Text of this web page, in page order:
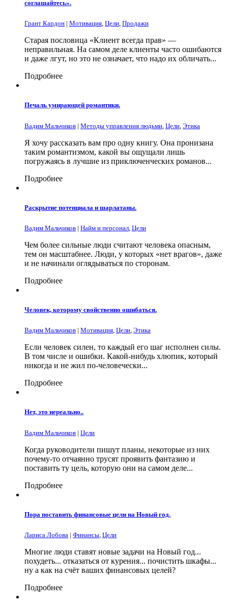
соглашайтесь».
Грант Кардон | Мотивация, Цели, Продажи
Старая пословица «Клиент всегда прав» —
неправильная. На самом деле клиенты часто ошибаются
и даже лгут, но это не означает, что надо их обличать...
Подробнее
Печаль умирающей романтики.
Вадим Мальчиков | Методы управления людьми Цели Этика
Я хочу рассказать вам про одну книгу. Она пронизана
таким романтизмом, какой вы ощущали лишь
погружаясь в лучшие из приключенческих романов...
Подробнее
Раскрытие потенциала и шарлатаны.
Вадим Мальчиков | Найм и персонал Цели
Чем более сильные люди считают человека опасным,
тем он масштабнее. Люди, у которых «нет врагов», даже
и не начинали оглядываться по сторонам.
Подробнее
Человек, которому свойственно ошибаться.
Вадим Мальчиков | Мотивация, Цели, Этика
Если человек силен, то каждый его шаг исполнен силы.
В том числе и ошибки. Какой-нибудь хлюпик, который
никогда и не жил по-человечески...
Подробнее
Нет, это нереально..
Вадим Мальчиков | Цели
Когда руководители пишут планы, некоторые из них
почему-то отчаянно трусят проявить фантазию и
поставить ту цель, которую они на самом деле...
Подробнее
Пора поставить финансовые цели на Новый год.
Лариса Лобова | Финансы Цели
Многие люди ставят новые задачи на Новый год...
похудеть... отказаться от курения... почистить шкафы...
ну а как на счёт ваших финансовых целей?
Подробнее